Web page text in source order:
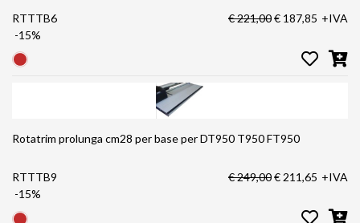
RTTTB6
-15%
€ 221,00€ 187,85 +IVA
Rotatrim prolunga cm28 per base per DT950 T950 FT950
RTTTB9
-15%
€ 249,00€ 211,65 +IVA